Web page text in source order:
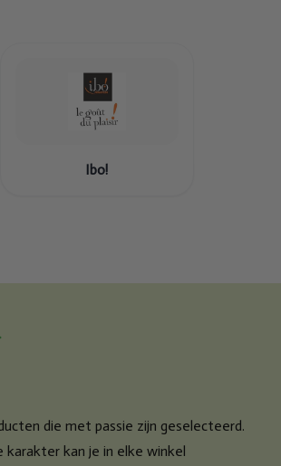
Ibo!
die met passie zijn geselecteerd.
kan je in elke winkel